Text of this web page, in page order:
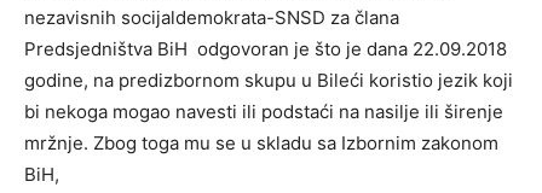
nezavisnih socijaldemokrata-SNSD za člana
Predsjedništva BiH odgovoran je što je dana 22.09.2018
godine, na predizbornom skupu u Bileći koristio jezik koji
bi nekoga mogao navesti ili podstaći na nasilje ili širenje
mržnje. Zbog toga mu se u skladu sa Izbornim zakonom
BiH,